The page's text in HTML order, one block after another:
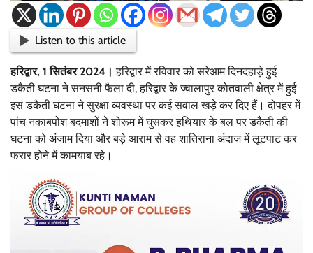
Listen to this article
हरिद्वार, 1 सितंबर 2024। हरिद्वार में रविवार को सरेआम दिनदहाड़े हुई
डकैती घटना ने सनसनी फैला दी, हरिद्वार के ज्वालापुर कोतवाली क्षेत्र में हुई
इस डकैती घटना ने सुरक्षा व्यवस्था पर कई सवाल खड़े कर दिए हैं। दोपहर में
पांच नकाबपोश बदमाशों ने शोरूम में घुसकर हथियार के बल पर डकैती की
घटना को अंजाम दिया और बड़े आराम से वह शातिराना अंदाज में लूटपाट कर
फरार होने में कामयाब रहे।